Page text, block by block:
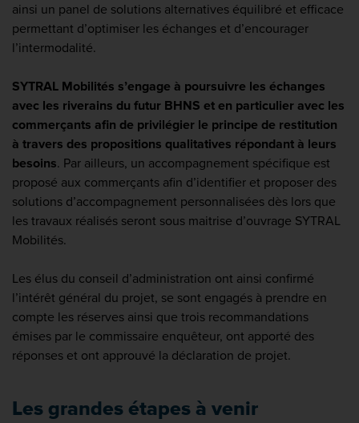
ainsi un panel de solutions alternatives équilibré et efficace
permettant d’optimiser les échanges et d’encourager
l’intermodalité.
SYTRAL Mobilités s’engage à poursuivre les échanges
avec les riverains du futur BHNS et en particulier avec les
commerçants afin de privilégier le principe de restitution
à travers des propositions qualitatives répondant à leurs
besoins. Par ailleurs, un accompagnement spécifique est
proposé aux commerçants afin d’identifier et proposer des
solutions d’accompagnement personnalisées dès lors que
les travaux réalisés seront sous maitrise d’ouvrage SYTRAL
Mobilités.
Les élus du conseil d’administration ont ainsi confirmé
l’intérêt général du projet, se sont engagés à prendre en
compte les réserves ainsi que trois recommandations
émises par le commissaire enquêteur, ont apporté des
réponses et ont approuvé la déclaration de projet.
Les grandes étapes à venir